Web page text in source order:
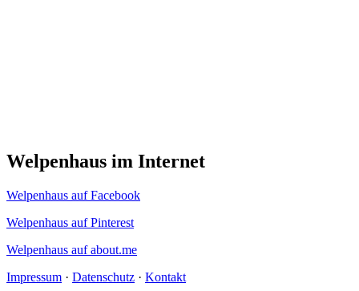
Welpenhaus im Internet
Welpenhaus auf Facebook
Welpenhaus auf Pinterest
Welpenhaus auf about.me
Impressum · Datenschutz · Kontakt